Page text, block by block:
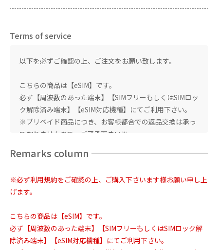
Terms of service
以下を必ずご確認の上、ご注文をお願い致します。
こちらの商品は【eSIM】です。
必ず【周波数のあった端末】【SIMフリーもしくはSIMロッ
ク解除済み端末】【eSIM対応機種】にてご利用下さい。
※プリペイド商品につき、お客様都合での返品交換は承っ
ておりませんので、ご了承下さい※
ご設定方法はホームページをご確認下さい。
※設定方法【IOS】
https://www.bwijp.com/manual/IOS_Taiwan_eSIM_ver01.pdf
https://www.bwijp.com/manual/
※IOSにてご利用の場合：他SIMの構成プロファイルが残っ
ていると干渉することがございます。
Remarks column
※必ず利用規約をご確認の上、ご購入下さいます様お願い申し上
げます。
こちらの商品は【eSIM】です。
必ず【周波数のあった端末】【SIMフリーもしくはSIMロック解
除済み端末】【eSIM対応機種】にてご利用下さい。